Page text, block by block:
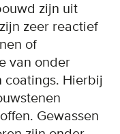
zijn uit
zeer reactief
of
van onder
coatings. Hierbij
Gewassen